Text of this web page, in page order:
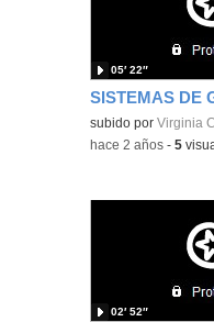
subido porVirginia C.
05′ 22″
-hace 2 años -5
02′ 52″